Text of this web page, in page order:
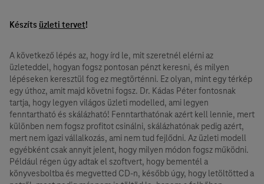
Készíts üzleti tervet!
A következő lépés az, hogy írd le, mit szeretnél elérni az
üzleteddel, hogyan fogsz pontosan pénzt keresni, és milyen
lépéseken keresztül fog ez megtörténni. Ez olyan, mint egy térkép
egy úthoz, amit majd követni fogsz. Dr. Kádas Péter fontosnak
tartja, hogy legyen világos üzleti modelled, ami legyen
fenntartható és skálázható! Fenntarthatónak azért kell lennie, mert
különben nem fogsz profitot csinálni, skálázhatónak pedig azért,
mert nem igazi vállalkozás, ami nem tud fejlődni. Az üzleti modell
egyébként csak annyit jelent, hogy milyen módon fogsz működni.
Például régen úgy adtak el szoftvert, hogy bementél a
könyvesboltba és megvetted CD-n, később úgy, hogy letöltötted a